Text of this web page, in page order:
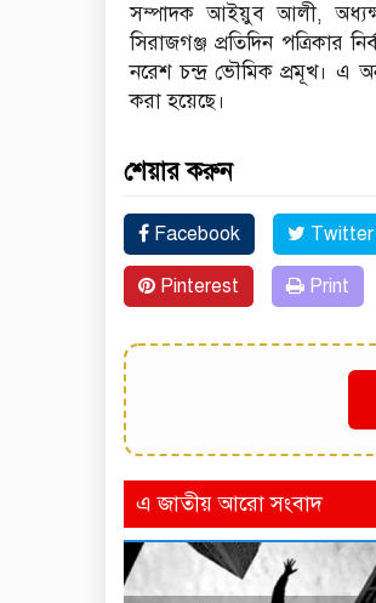
সম্পাদক আইয়ুব আলী, অধ্যক্ষ
সিরাজগঞ্জ প্রতিদিন পত্রিকার
নরেশ চন্দ্র ভৌমিক প্রমূখ। এ
করা হয়েছে।
শেয়ার করুন
Facebook Twitter
Pinterest Print
এ জাতীয় আরো সংবাদ